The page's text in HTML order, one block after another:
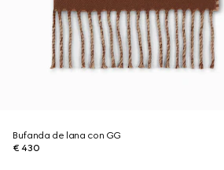
Bufanda de lana con GG
€ 430